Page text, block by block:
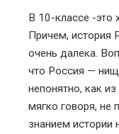
В 10-классе -это
Причем, история
очень далека.
что Россия —
непонятно, как
мягко говоря, не
знанием истории